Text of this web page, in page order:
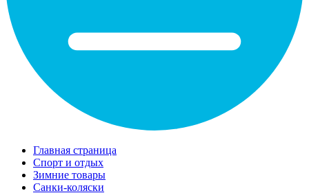
Главная страница
Спорт и отдых
Зимние товары
Санки-коляски